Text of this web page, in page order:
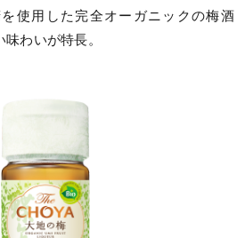
使用した完全オーガニックの梅酒
わいが特長。